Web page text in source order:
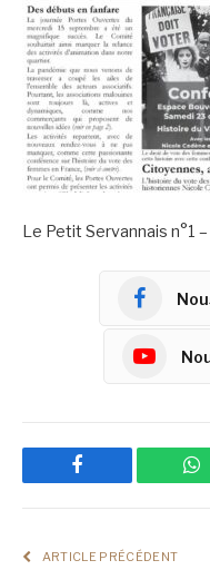
Le Petit Servannais n°1
Facebook
ARTICLE PRÉCÉDENT